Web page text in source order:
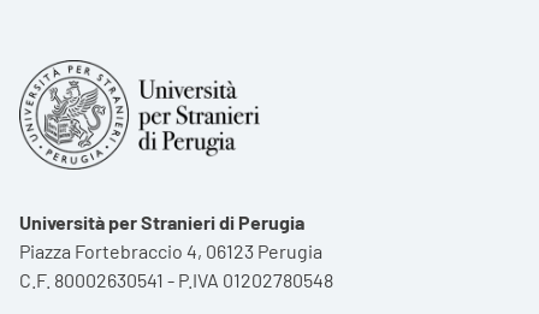
Università per Stranieri di Perugia
Piazza Fortebraccio 4, 06123 Perugia
C.F. 80002630541 - P.IVA 01202780548